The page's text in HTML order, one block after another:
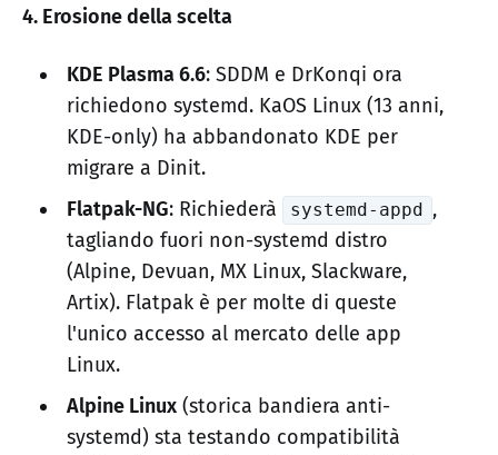
4. Erosione della scelta
KDE Plasma 6.6: SDDM e DrKonqi ora
richiedono systemd. KaOS Linux (13 anni,
KDE-only) ha abbandonato KDE per
migrare a Dinit.
Flatpak-NG: Richiederà systemd-appd
,
tagliando fuori non-systemd distro
(Alpine, Devuan, MX Linux, Slackware,
Artix). Flatpak è per molte di queste
l'unico accesso al mercato delle app
Linux.
Alpine Linux(storica bandiera anti-
systemd) sta testando compatibilità